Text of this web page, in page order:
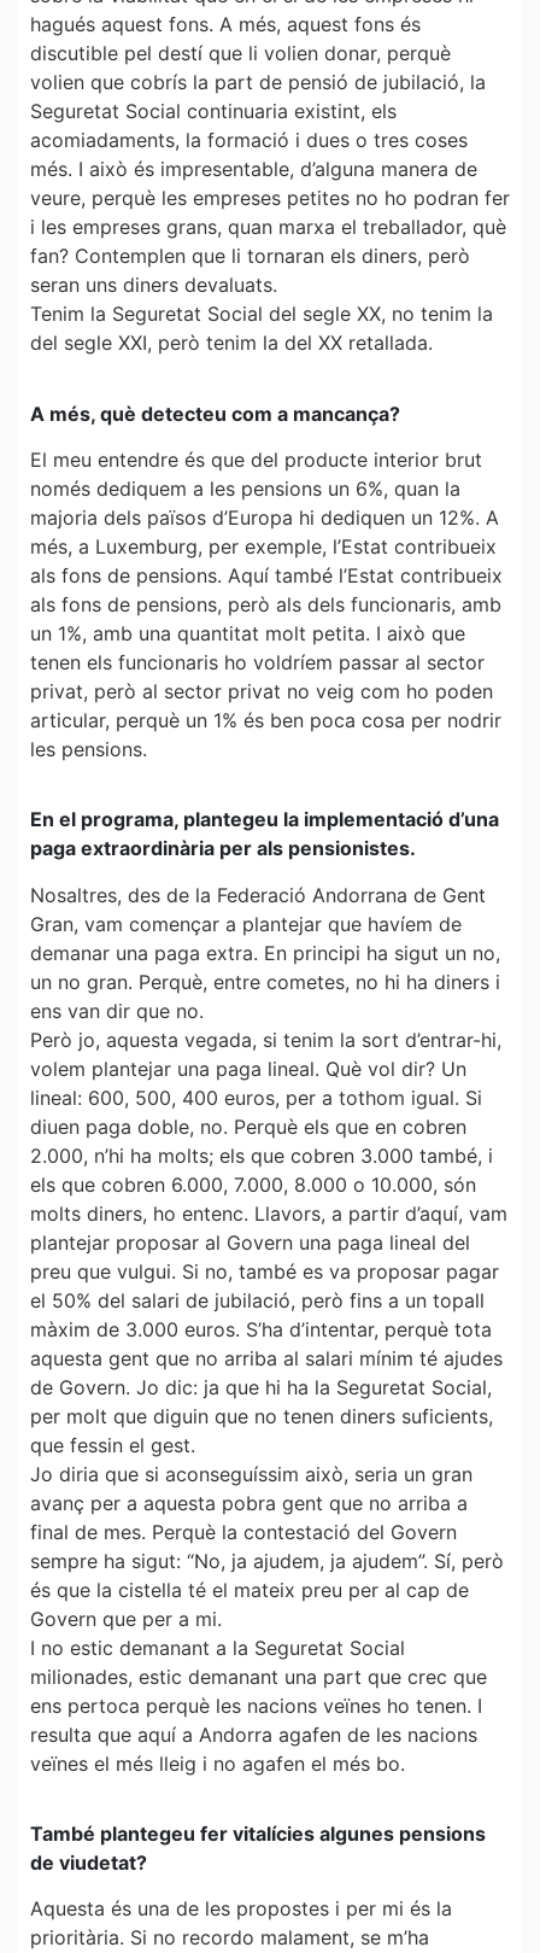
hagués aquest fons. A més, aquest fons és
discutible pel destí que li volien donar, perquè
volien que cobrís la part de pensió de jubilació, la
Seguretat Social continuaria existint, els
acomiadaments, la formació i dues o tres coses
més. I això és impresentable, d’alguna manera de
veure, perquè les empreses petites no ho podran fer
i les empreses grans, quan marxa el treballador, què
fan? Contemplen que li tornaran els diners, però
seran uns diners devaluats.
Tenim la Seguretat Social del segle XX, no tenim la
del segle XXI, però tenim la del XX retallada.
A més, què detecteu com a mancança?
El meu entendre és que del producte interior brut
només dediquem a les pensions un 6%, quan la
majoria dels països d’Europa hi dediquen un 12%. A
més, a Luxemburg, per exemple, l’Estat contribueix
als fons de pensions. Aquí també l’Estat contribueix
als fons de pensions, però als dels funcionaris, amb
un 1%, amb una quantitat molt petita. I això que
tenen els funcionaris ho voldríem passar al sector
privat, però al sector privat no veig com ho poden
articular, perquè un 1% és ben poca cosa per nodrir
les pensions.
En el programa, plantegeu la implementació d’una
paga extraordinària per als pensionistes.
Nosaltres, des de la Federació Andorrana de Gent
Gran, vam començar a plantejar que havíem de
demanar una paga extra. En principi ha sigut un no,
un no gran. Perquè, entre cometes, no hi ha diners i
ens van dir que no.
Però jo, aquesta vegada, si tenim la sort d’entrar-hi,
volem plantejar una paga lineal. Què vol dir? Un
lineal: 600, 500, 400 euros, per a tothom igual. Si
diuen paga doble, no. Perquè els que en cobren
2.000, n’hi ha molts; els que cobren 3.000 també, i
els que cobren 6.000, 7.000, 8.000 o 10.000, són
molts diners, ho entenc. Llavors, a partir d’aquí, vam
plantejar proposar al Govern una paga lineal del
preu que vulgui. Si no, també es va proposar pagar
el 50% del salari de jubilació, però fins a un topall
màxim de 3.000 euros. S’ha d’intentar, perquè tota
aquesta gent que no arriba al salari mínim té ajudes
de Govern. Jo dic: ja que hi ha la Seguretat Social,
per molt que diguin que no tenen diners suficients,
que fessin el gest.
Jo diria que si aconseguíssim això, seria un gran
avanç per a aquesta pobra gent que no arriba a
final de mes. Perquè la contestació del Govern
sempre ha sigut: “No, ja ajudem, ja ajudem”. Sí, però
és que la cistella té el mateix preu per al cap de
Govern que per a mi.
I no estic demanant a la Seguretat Social
milionades, estic demanant una part que crec que
ens pertoca perquè les nacions veïnes ho tenen. I
resulta que aquí a Andorra agafen de les nacions
veïnes el més lleig i no agafen el més bo.
També plantegeu fer vitalícies algunes pensions
de viudetat?
Aquesta és una de les propostes i per mi és la
prioritària. Si no recordo malament, se m’ha